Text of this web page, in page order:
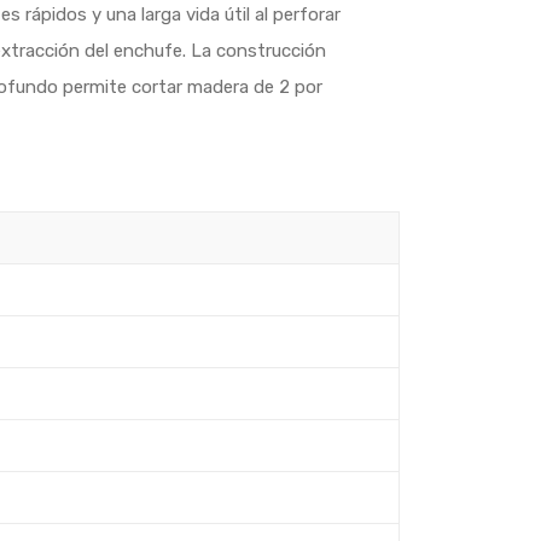
rápidos y una larga vida útil al perforar
del enchufe. La construcción
permite cortar madera de 2 por